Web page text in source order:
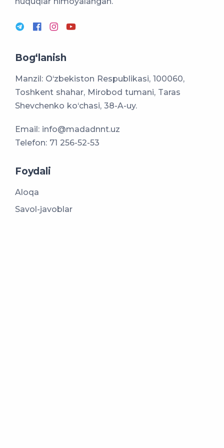
Bog‘lanish
Manzil: O‘zbekiston Respublikasi, 100060,
Toshkent shahar, Mirobod tumani, Taras
Shevchenko ko‘chasi, 38-A-uy.
Email: info@madadnnt.uz
Telefon: 71 256-52-53
Foydali
Aloqa
Savol-javoblar